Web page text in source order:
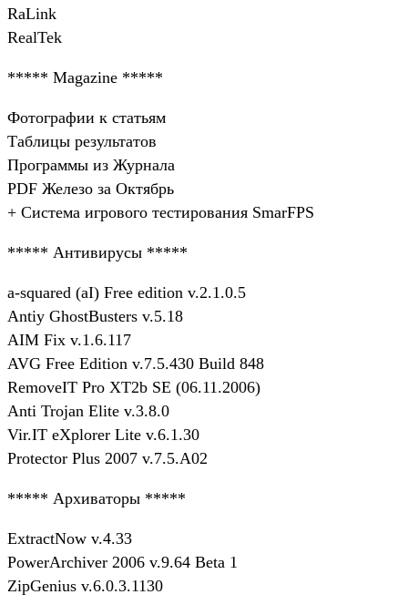
RaLink
RealTek
***** Magazine *****
Фотографии к статьям
Таблицы результатов
Программы из Журнала
PDF Железо за Октябрь
+ Система игрового тестирования SmarFPS
***** Антивирусы *****
a-squared (aІ) Free edition v.2.1.0.5
Antiy GhostBusters v.5.18
AIM Fix v.1.6.117
AVG Free Edition v.7.5.430 Build 848
RemoveIT Pro XT2b SE (06.11.2006)
Anti Trojan Elite v.3.8.0
Vir.IT eXplorer Lite v.6.1.30
Protector Plus 2007 v.7.5.A02
***** Архиваторы *****
ExtractNow v.4.33
PowerArchiver 2006 v.9.64 Beta 1
ZipGenius v.6.0.3.1130